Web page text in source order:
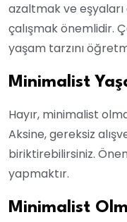
azaltmak ve
çalışmak önemlidir.
yaşam tarzını
Minimalist
Hayır, minimalist
Aksine, gereksiz
biriktirebilirsiniz.
yapmaktır.
Minimalist